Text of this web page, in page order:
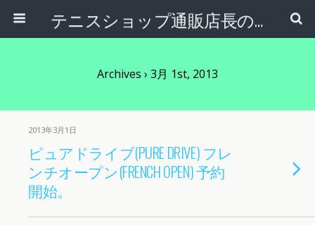
テニスショップ通販店長のブログ＠テニスショップLAFINO 西山克久
Archives › 3月 1st, 2013
2013年3月1日
ピュアドライブ(PURE DRIVE) フレ
ンチオープン(FRENCH OPEN) 予約
開始。